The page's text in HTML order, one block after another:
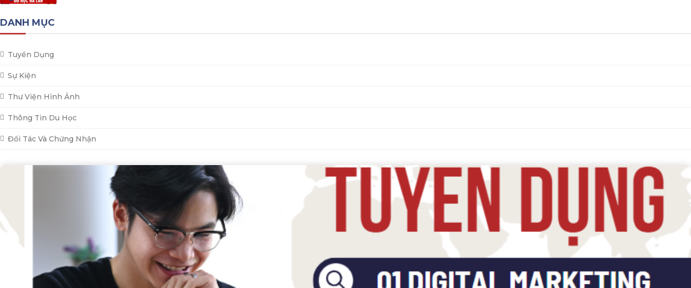
DANH MỤC
Tuyển Dụng
Sự Kiện
Thư Viện Hình Ảnh
Thông Tin Du Học
Đối Tác Và Chứng Nhận